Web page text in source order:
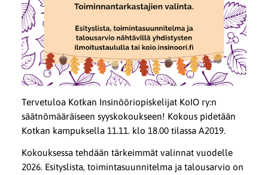
Tervetuloa Kotkan Insinööriopiskelijat KoIO ry:n
säätnömääräiseen syyskokoukseen! Kokous pidetään
Kotkan kampuksella 11.11. klo 18.00 tilassa A2019.
Kokouksessa tehdään tärkeimmät valinnat vuodelle
2026. Esityslista, toimintasuunnitelma ja talousarvio on